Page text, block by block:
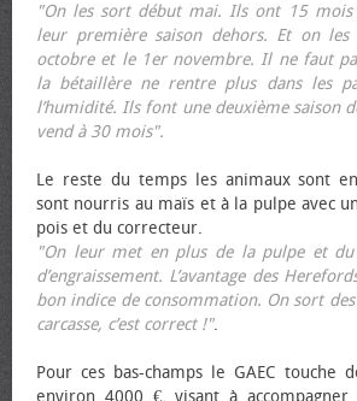
"On les sort début mai. Ils ont 15
leur première saison dehors. Et on
octobre et le 1er novembre. Il ne faut
la bétaillère ne rentre plus dans les
l’humidité. Ils font une deuxième saison
vend à 30 mois".
Le reste du temps les animaux sont
sont nourris au maïs et à la pulpe avec
pois et du correcteur.
"On leur met en plus de la pulpe et du
d’engraissement. L’avantage des
bon indice de consommation. On sort
carcasse, c’est correct !".
Pour ces bas-champs le GAEC touche
environ 4000 €, visant à